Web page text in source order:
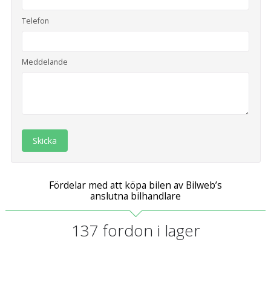
Telefon
Meddelande
Skicka
Fördelar med att köpa bilen av Bilweb’s
anslutna bilhandlare
137 fordon i lager